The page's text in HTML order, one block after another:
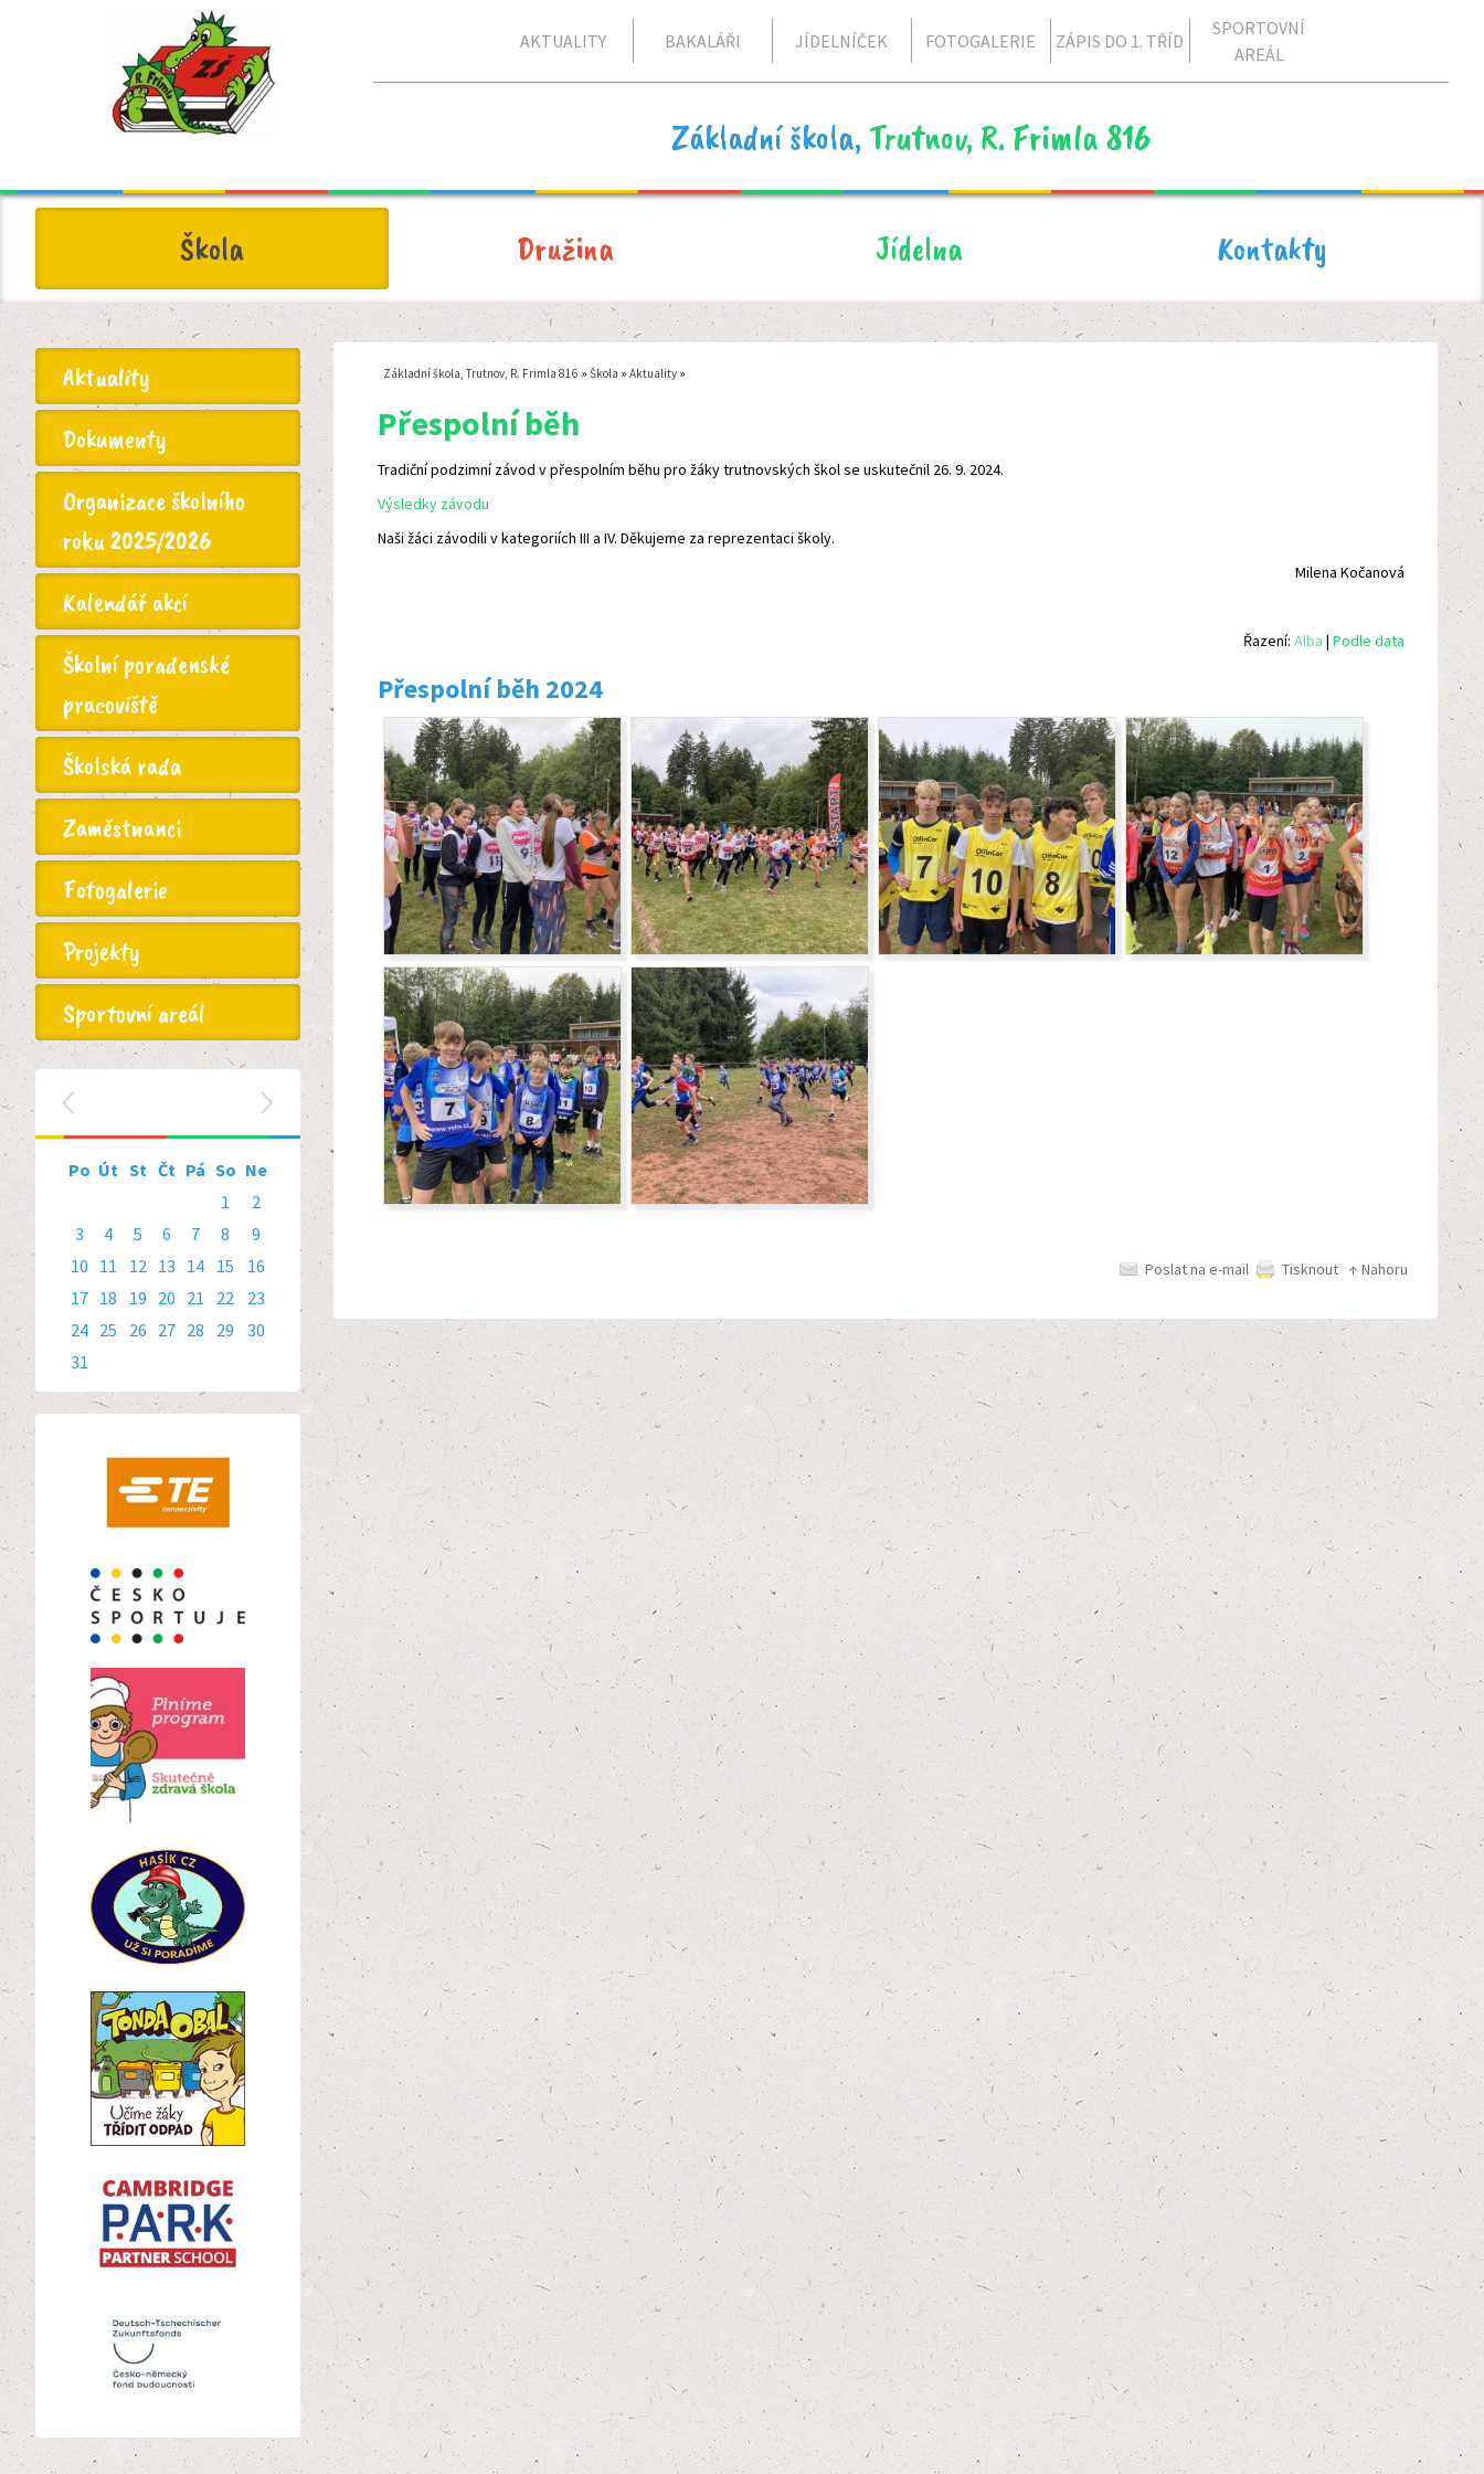
AKTUALITY BAKALÁŘI JÍDELNÍČEK FOTOGALERIE ZÁPIS DO 1. TŘÍD
SPORTOVNÍ
AREÁL
Základní škola, Trutnov, R. Frimla 816
Škola Družina Jídelna Kontakty
Základní škola, Trutnov, R. Frimla 816 » Škola » Aktuality »
Přespolní běh
Tradiční podzimní závod v přespolním běhu pro žáky trutnovských škol se uskutečnil 26. 9. 2024.
Výsledky závodu
Naši žáci závodili v kategoriích III a IV. Děkujeme za reprezentaci školy.
Milena Kočanová
Řazení: Alba | Podle data
Přespolní běh 2024
Poslat na e-mail Tisknout ↑ Nahoru
Aktuality
Dokumenty
Organizace školního
roku 2025/2026
Kalendář akcí
Školní poradenské
pracoviště
Školská rada
Zaměstnanci
Fotogalerie
Projekty
Sportovní areál
‹ ›
Po Út St Čt Pá So Ne
1
2
3
4 5 6 7 8
9
10 11 12 13 14 15
16
17 18 19 20 21 22
23
24 25 26 27 28 29
30
31